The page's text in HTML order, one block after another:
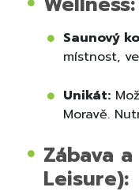
Saunový
místnost,
Unikát:
Moravě.
Zábava
Leisure):